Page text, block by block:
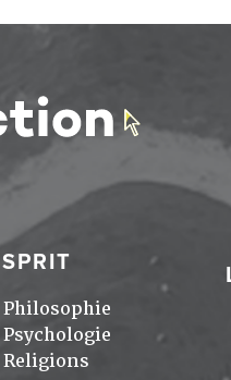
Philosophie
Psychologie
Religions